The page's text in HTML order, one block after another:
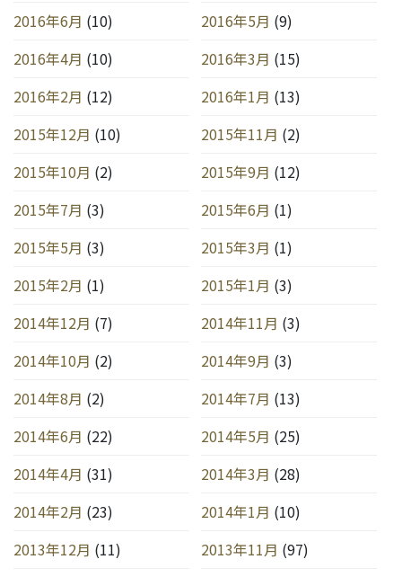
2016年6月 (10) 2016年5月 (9)
2016年4月 (10) 2016年3月 (15)
2016年2月 (12) 2016年1月 (13)
2015年12月 (10) 2015年11月 (2)
2015年10月 (2) 2015年9月 (12)
2015年7月 (3) 2015年6月 (1)
2015年5月 (3) 2015年3月 (1)
2015年2月 (1) 2015年1月 (3)
2014年12月 (7) 2014年11月 (3)
2014年10月 (2) 2014年9月 (3)
2014年8月 (2) 2014年7月 (13)
2014年6月 (22) 2014年5月 (25)
2014年4月 (31) 2014年3月 (28)
2014年2月 (23) 2014年1月 (10)
2013年12月 (11) 2013年11月 (97)